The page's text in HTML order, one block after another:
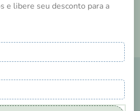
e libere seu desconto para a